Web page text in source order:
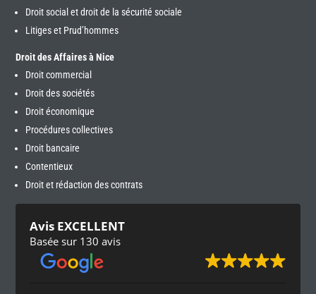
Droit social et droit de la sécurité sociale
Litiges et Prud’hommes
Droit des Affaires à Nice
Droit commercial
Droit des sociétés
Droit économique
Procédures collectives
Droit bancaire
Contentieux
Droit et rédaction des contrats
Avis EXCELLENT
Basée sur 130 avis